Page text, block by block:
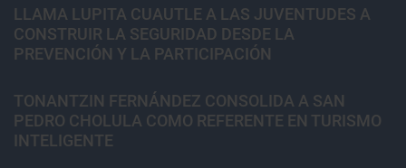
LLAMA LUPITA CUAUTLE A LAS JUVENTUDES A
CONSTRUIR LA SEGURIDAD DESDE LA
PREVENCIÓN Y LA PARTICIPACIÓN
TONANTZIN FERNÁNDEZ CONSOLIDA A SAN
PEDRO CHOLULA COMO REFERENTE EN TURISMO
INTELIGENTE